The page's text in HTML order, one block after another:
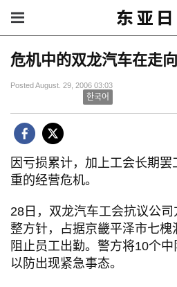
危机中的双龙汽车在走向
Posted August. 29, 2006 03:03
한국어
因亏损累计，加上工会长期
重的经营危机。
28日，双龙汽车工会抗议公
整方针，占据京畿平泽市七
阻止员工出勤。警方将10个中
以防出现紧急事态。